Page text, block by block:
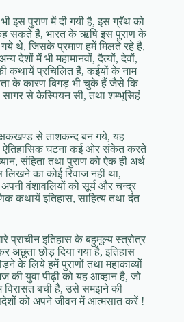
इस पुराण में दी गयी है, इस ग्रँथ को
सकते है, भारत के ऋषि इस पुराण के
गये थे, जिसके प्रमाण हमें मिलते रहे है,
देशों में भी महामानवों, दैत्यों, देवों,
कथायें प्रचिलित हैं, कईयों के नाम
के कारण बिगड़ भी चुके हैं जैसे कि
से केस्पियन सी, तथा शम्भूसिहं
से ताशकन्द बन गये, यह
ऐतिहासिक घटना कई ओर संकेत करते
संहिता तथा पुराण को ऐक ही अर्थ
लिखने का कोई रिवाज नहीं था,
वंशावलियों को सूर्य और चन्द्र
कथायें इतिहास, साहित्य तथा दंत
प्राचीन इतिहास के बहुमूल्य स्त्रोत्र
छोड़ दिया गया है, इतिहास
के लिये हमें पुराणों तथा महाकाव्यों
की युवा पीढ़ी को यह आव्हान है, जो
विरासत बची है, उसे समझने की
को अपने जीवन में आत्मसात करें !